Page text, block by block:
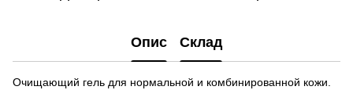
Опис Склад
Очищающий гель для нормальной и комбинированной кожи.